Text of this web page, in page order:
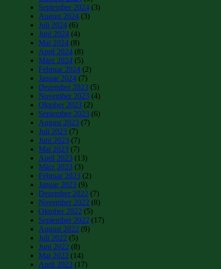
September 2024 (3)
August 2024 (3)
Juli 2024 (6)
Juni 2024 (4)
Mai 2024 (8)
April 2024 (8)
März 2024 (5)
Februar 2024 (2)
Januar 2024 (7)
Dezember 2023 (5)
November 2023 (4)
Oktober 2023 (2)
September 2023 (6)
August 2023 (7)
Juli 2023 (7)
Juni 2023 (7)
Mai 2023 (7)
April 2023 (13)
März 2023 (3)
Februar 2023 (2)
Januar 2023 (9)
Dezember 2022 (7)
November 2022 (8)
Oktober 2022 (5)
September 2022 (17)
August 2022 (9)
Juli 2022 (5)
Juni 2022 (8)
Mai 2022 (14)
April 2022 (17)